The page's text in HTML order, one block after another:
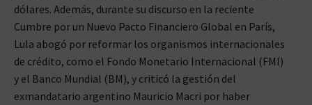
dólares. Además, durante su discurso en la reciente
Cumbre por un Nuevo Pacto Financiero Global en París,
Lula abogó por reformar los organismos internacionales
de crédito, como el Fondo Monetario Internacional (FMI)
y el Banco Mundial (BM), y criticó la gestión del
exmandatario argentino Mauricio Macri por haber